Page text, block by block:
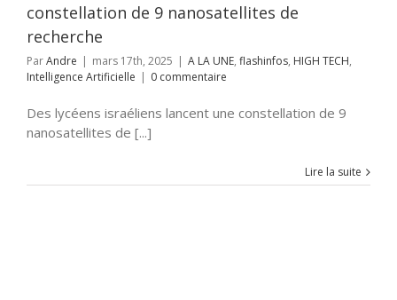
constellation de 9 nanosatellites de
recherche
ParAndre | mars 17th, 2025 | A LA UNE, flashinfos, HIGH TECH,
Intelligence Artificielle | 0 commentaire
Des lycéens israéliens lancent une constellation de 9
nanosatellites de [...]
Lire la suite